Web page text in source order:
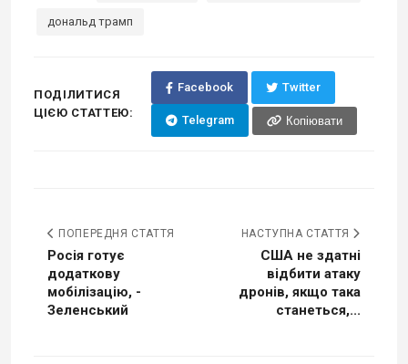
дональд трамп
ПОДІЛИТИСЯ
ЦІЄЮ СТАТТЕЮ:
Facebook Twitter
Telegram Копіювати
ПОПЕРЕДНЯ СТАТТЯ
Росія готує
додаткову
мобілізацію, -
Зеленський
НАСТУПНА СТАТТЯ
США не здатні
відбити атаку
дронів, якщо така
станеться,...